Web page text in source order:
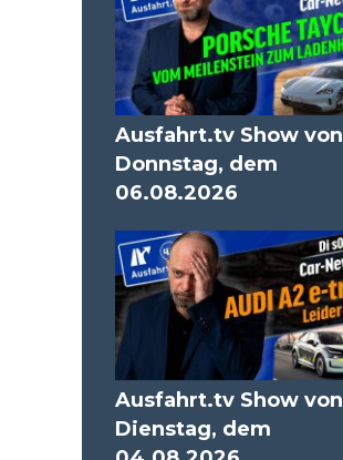
Ausfahrt.tv Show von
Donnstag, dem
06.08.2026
Ausfahrt.tv Show von
Dienstag, dem